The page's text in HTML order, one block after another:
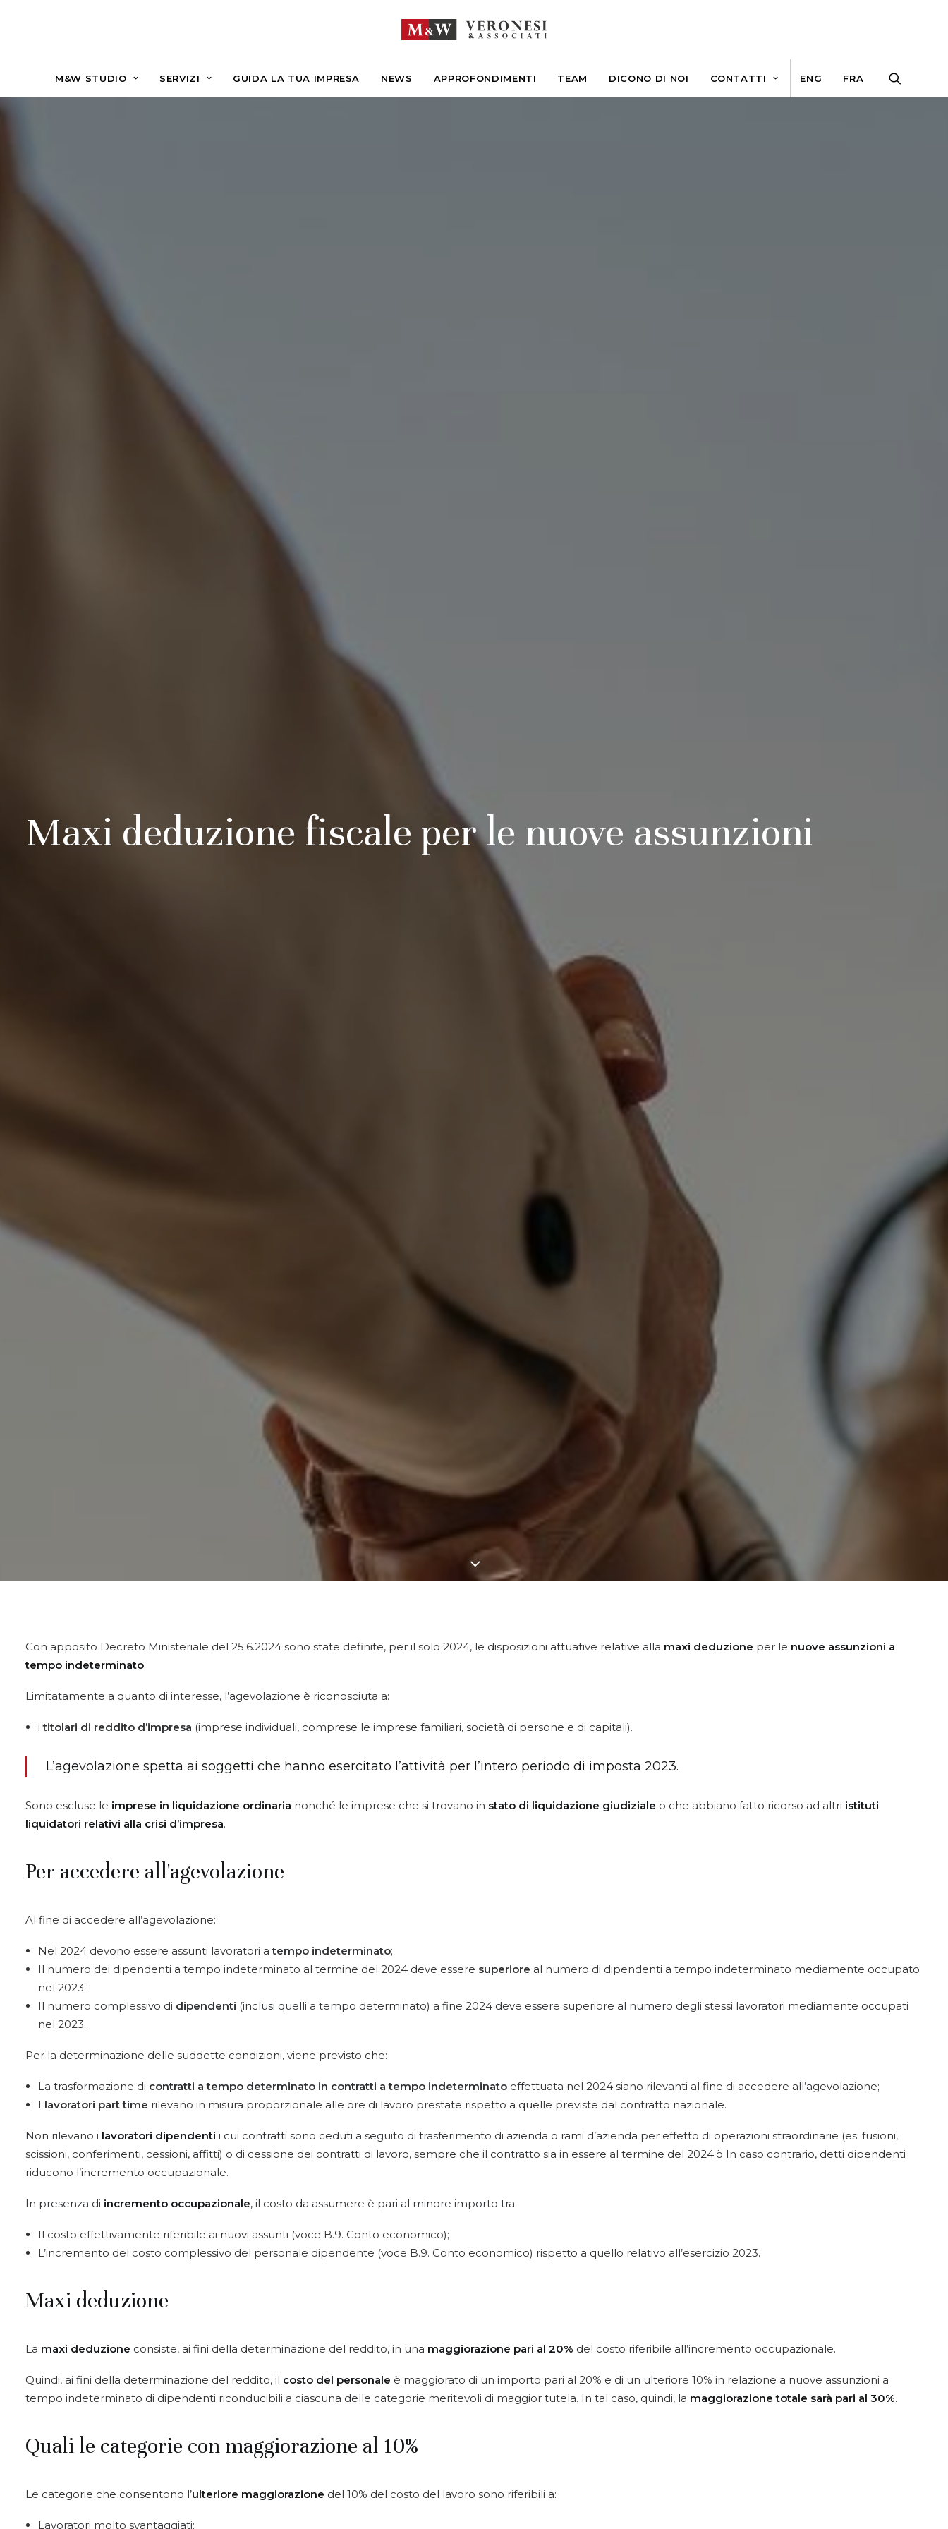
M&W STUDIO SERVIZI GUIDA LA TUA IMPRESA NEWS APPROFONDIMENTI TEAM DICONO DI NOI CONTATTI ENG FRA
Maxi deduzione fiscale per le nuove assunzioni
Con apposito Decreto Ministeriale del 25.6.2024 sono state definite, per il solo 2024, le disposizioni attuative relative alla maxi deduzione per le nuove assunzioni a
tempo indeterminato.
Limitatamente a quanto di interesse, l’agevolazione è riconosciuta a:
ititolari di reddito d’impresa (imprese individuali, comprese le imprese familiari, società di persone e di capitali).
L’agevolazione spetta ai soggetti che hanno esercitato l’attività per l’intero periodo di imposta 2023.
Sono escluse le imprese in liquidazione ordinaria nonché le imprese che si trovano in stato di liquidazione giudiziale o che abbiano fatto ricorso ad altri istituti
liquidatori relativi alla crisi d’impresa.
Per accedere all'agevolazione
Al fine di accedere all’agevolazione:
Nel 2024 devono essere assunti lavoratori atempo indeterminato;
Il numero dei dipendenti a tempo indeterminato al termine del 2024 deve essere superiore al numero di dipendenti a tempo indeterminato mediamente occupato
nel 2023;
Il numero complessivo di dipendenti (inclusi quelli a tempo determinato) a fine 2024 deve essere superiore al numero degli stessi lavoratori mediamente occupati
nel 2023.
Per la determinazione delle suddette condizioni, viene previsto che:
La trasformazione di contratti a tempo determinato in contratti a tempo indeterminato effettuata nel 2024 siano rilevanti al fine di accedere all’agevolazione;
I lavoratori part time rilevano in misura proporzionale alle ore di lavoro prestate rispetto a quelle previste dal contratto nazionale.
Non rilevano i lavoratori dipendenti i cui contratti sono ceduti a seguito di trasferimento di azienda o rami d’azienda per effetto di operazioni straordinarie (es. fusioni,
scissioni, conferimenti, cessioni, affitti) o di cessione dei contratti di lavoro, sempre che il contratto sia in essere al termine del 2024.ò In caso contrario, detti dipendenti
riducono l’incremento occupazionale.
In presenza di incremento occupazionale, il costo da assumere è pari al minore importo tra:
Il costo effettivamente riferibile ai nuovi assunti (voce B.9. Conto economico);
L’incremento del costo complessivo del personale dipendente (voce B.9. Conto economico) rispetto a quello relativo all’esercizio 2023.
Maxi deduzione
La maxi deduzione consiste, ai fini della determinazione del reddito, in una maggiorazione pari al 20% del costo riferibile all’incremento occupazionale.
Quindi, ai fini della determinazione del reddito, il costo del personale è maggiorato di un importo pari al 20% e di un ulteriore 10% in relazione a nuove assunzioni a
tempo indeterminato di dipendenti riconducibili a ciascuna delle categorie meritevoli di maggior tutela. In tal caso, quindi, la maggiorazione totale sarà pari al 30%.
Quali le categorie con maggiorazione al 10%
Le categorie che consentono l’ulteriore maggiorazione del 10% del costo del lavoro sono riferibili a:
Lavoratori molto svantaggiati;